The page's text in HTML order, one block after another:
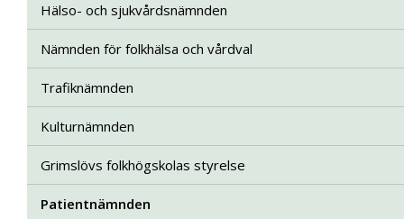
Hälso- och sjukvårdsnämnden
Nämnden för folkhälsa och vårdval
Trafiknämnden
Kulturnämnden
Grimslövs folkhögskolas styrelse
Patientnämnden